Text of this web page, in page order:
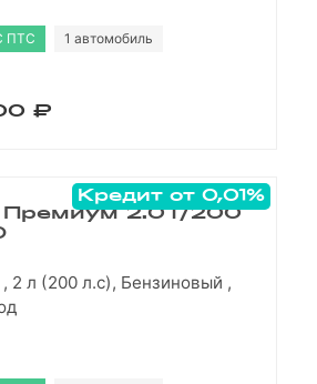
ПТС 1 автомобиль
₽
Кредит от 0,01%
Премиум 2.0T/200
2 л (200 л.с), Бензиновый ,